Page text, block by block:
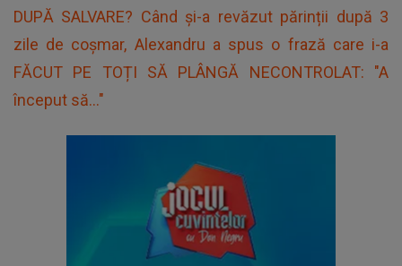
DUPĂ SALVARE? Când și-a revăzut părinții după 3
zile de coșmar, Alexandru a spus o frază care i-a
FĂCUT PE TOȚI SĂ PLÂNGĂ NECONTROLAT: "A
început să..."